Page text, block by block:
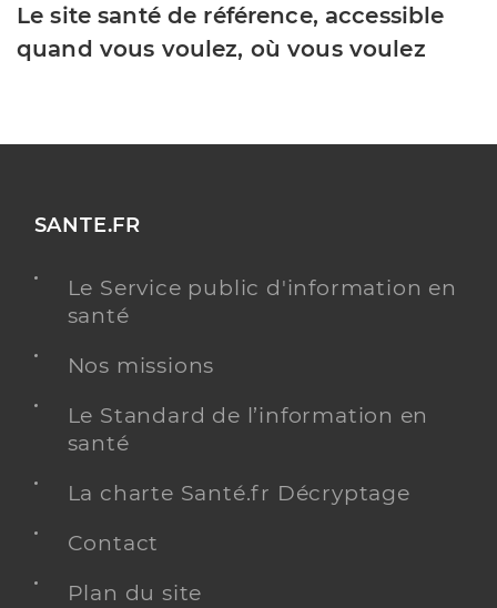
Le site santé de référence, accessible
quand vous voulez, où vous voulez
SANTE.FR
Le Service public d'information en
santé
Nos missions
Le Standard de l’information en
santé
La charte Santé.fr Décryptage
Contact
Plan du site